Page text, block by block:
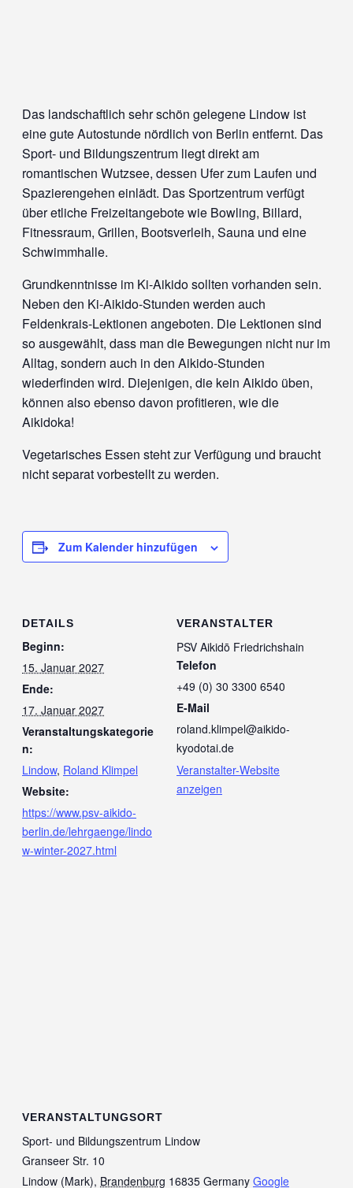
Das landschaftlich sehr schön gelegene Lindow ist
eine gute Autostunde nördlich von Berlin entfernt. Das
Sport- und Bildungszentrum liegt direkt am
romantischen Wutzsee, dessen Ufer zum Laufen und
Spazierengehen einlädt. Das Sportzentrum verfügt
über etliche Freizeitangebote wie Bowling, Billard,
Fitnessraum, Grillen, Bootsverleih, Sauna und eine
Schwimmhalle.
Grundkenntnisse im Ki-Aikido sollten vorhanden sein.
Neben den Ki-Aikido-Stunden werden auch
Feldenkrais-Lektionen angeboten. Die Lektionen sind
so ausgewählt, dass man die Bewegungen nicht nur im
Alltag, sondern auch in den Aikido-Stunden
wiederfinden wird. Diejenigen, die kein Aikido üben,
können also ebenso davon profitieren, wie die
Aikidoka!
Vegetarisches Essen steht zur Verfügung und braucht
nicht separat vorbestellt zu werden.
Zum Kalender hinzufügen
DETAILS
Beginn:
15. Januar 2027
Ende:
17. Januar 2027
Veranstaltungskategorie
n:
Lindow, Roland Klimpel
Website:
https://www.psv-aikido-
berlin.de/lehrgaenge/lindo
w-winter-2027.html
VERANSTALTER
PSV Aikidō Friedrichshain
Telefon
+49 (0) 30 3300 6540
E-Mail
roland.klimpel@aikido-
kyodotai.de
Veranstalter-Website
anzeigen
VERANSTALTUNGSORT
Sport- und Bildungszentrum Lindow
Granseer Str. 10
Lindow (Mark), Brandenburg 16835 Germany Google